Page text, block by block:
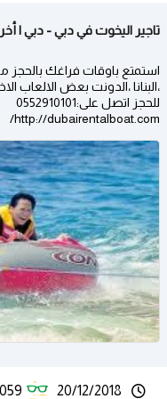
تاجير اليخوت في دبي - دبي |
استمتع باوقات فراغك بالحجز
،البنانا ،الدونت بعض الالعاب الاخرى ب 499 درهم
للحجز اتصل على:0552910101
http://dubairentalboat.com/
20/12/2018